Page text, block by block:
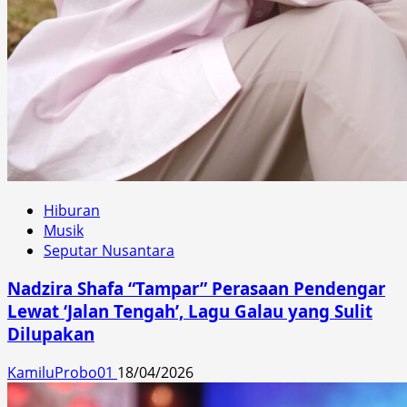
Hiburan
Musik
Seputar Nusantara
Nadzira Shafa “Tampar” Perasaan Pendengar
Lewat ‘Jalan Tengah’, Lagu Galau yang Sulit
Dilupakan
KamiluProbo01 18/04/2026